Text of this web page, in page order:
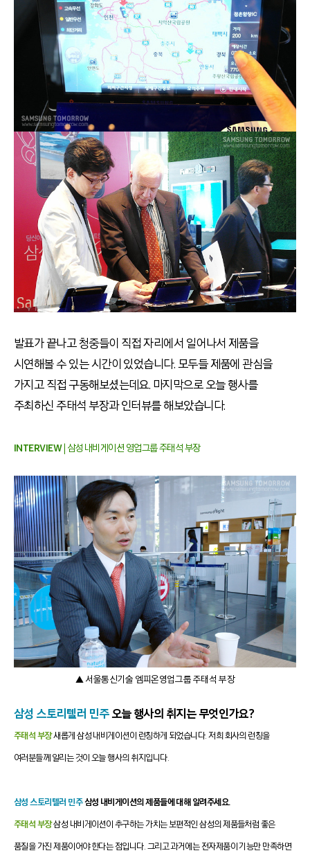
발표가 끝나고 청중들이 직접 자리에서 일어나서 제품을
시연해볼 수 있는 시간이 있었습니다. 모두들 제품에 관심을
가지고 직접 구동해보셨는데요. 마지막으로 오늘 행사를
주최하신 주태석 부장과 인터뷰를 해보았습니다.
INTERVIEW| 삼성 내비게이션 영업그룹 주태석 부장
▲ 서울통신기술 엠피온영업그룹 주태석 부장
삼성 스토리텔러 민주오늘 행사의 취지는 무엇인가요?
주태석 부장새롭게 삼성 내비게이션이 런칭하게 되었습니다. 저희 회사의 런칭을
여러분들께 알리는 것이 오늘 행사의 취지입니다.
삼성 스토리텔러 민주삼성 내비게이션의 제품들에 대해 알려주세요.
주태석 부장삼성 내비게이션이 추구하는 가치는 보편적인 삼성의 제품들처럼 좋은
품질을 가진 제품이어야 한다는 점입니다. 그리고 과거에는 전자제품이 기능만 만족하면